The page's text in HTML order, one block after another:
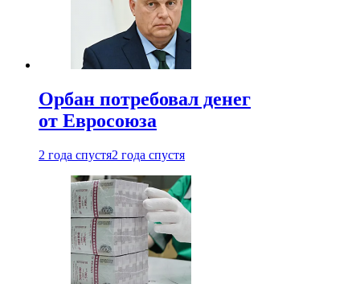
Орбан потребовал денег
от Евросоюза
2 года спустя2 года спустя